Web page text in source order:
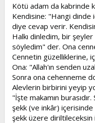
Kötü adam da kabrinde
Kendisine: "Hangi dinde
diye cevap verir.
Halkı dinledim, bir
söyledim" der. Ona
Cennetin güzelliklerine,
Ona: "Allah'ın senden
Sonra ona cehenneme
Alevlerin birbirini yeyip
"İşte makamın
şekk (ve inkâr)
şekk üzere diriltileceksin